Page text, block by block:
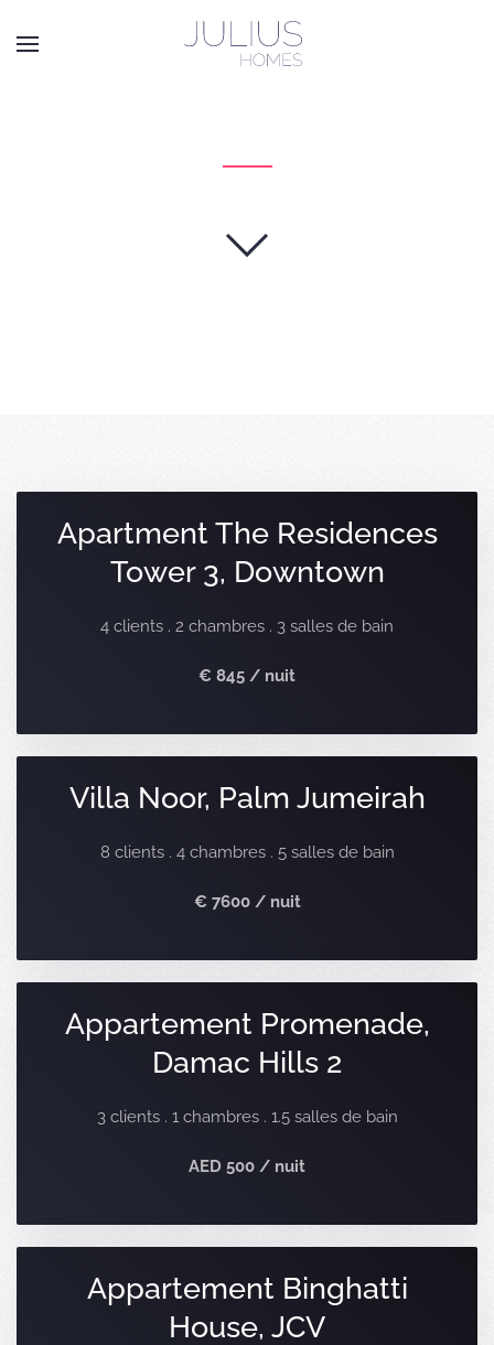
Passer au contenu principal
Apartment The Residences
Tower 3, Downtown
4 clients . 2 chambres . 3 salles de bain
€ 845 / nuit
Villa Noor, Palm Jumeirah
8 clients . 4 chambres . 5 salles de bain
€ 7600 / nuit
Appartement Promenade,
Damac Hills 2
3 clients . 1 chambres . 1.5 salles de bain
AED 500 / nuit
Appartement Binghatti
House, JCV